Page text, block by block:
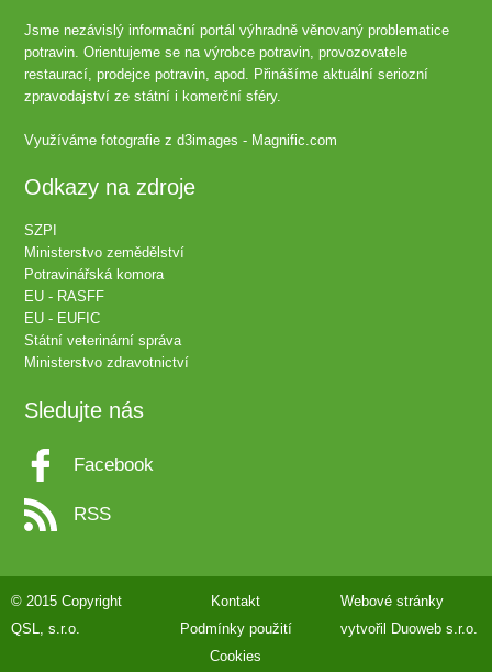
Jsme nezávislý informační portál výhradně věnovaný problematice
potravin. Orientujeme se na výrobce potravin, provozovatele
restaurací, prodejce potravin, apod. Přinášíme aktuální seriozní
zpravodajství ze státní i komerční sféry.
Využíváme fotografie zd3images - Magnific.com
Odkazy na zdroje
SZPI
Ministerstvo zemědělství
Potravinářská komora
EU - RASFF
EU - EUFIC
Státní veterinární správa
Ministerstvo zdravotnictví
Sledujte nás
Facebook
RSS
© 2015 Copyright
QSL, s.r.o.
Kontakt
Podmínky použití
Cookies
Webové stránky
vytvořil
Duoweb s.r.o.